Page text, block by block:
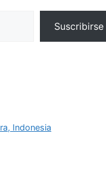
Suscribirse
Indonesia